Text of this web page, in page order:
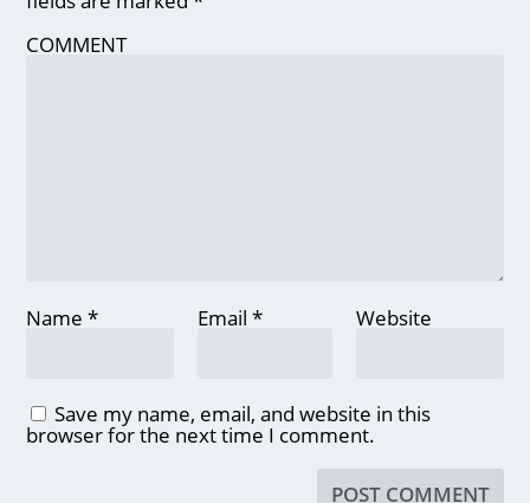
COMMENT
Name* Email * Website
Save my name, email, and website in this
browser for the next time I comment.